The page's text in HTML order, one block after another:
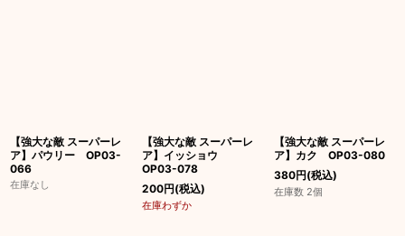
【強大な敵 スーパーレ
ア】パウリー OP03-
066
在庫なし
【強大な敵 スーパーレ
ア】イッショウ
OP03-078
200円(税込)
在庫わずか
【強大な敵 スーパーレ
ア】カク OP03-080
380円(税込)
在庫数 2個